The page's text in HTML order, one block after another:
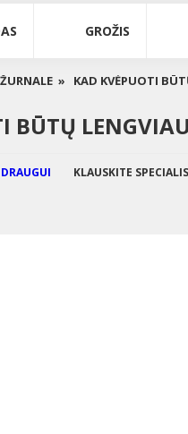
GROŽIS
» KAD KVĖPUOTI
BŪTŲ
KLAUSKITE